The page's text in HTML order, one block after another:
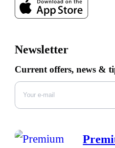
Newsletter
Current offers, news &